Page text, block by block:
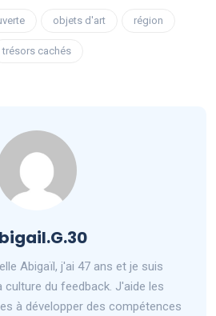
objets d'art région
trésors cachés
Abigaïl, j'ai 47 ans et je suis
culture du feedback. J'aide les
à développer des compétences